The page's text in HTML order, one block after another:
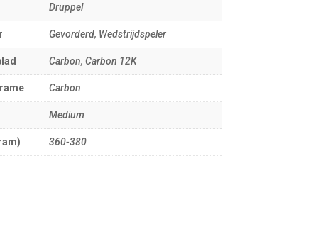
Druppel
Gevorderd, Wedstrijdspeler
Carbon, Carbon 12K
Carbon
Medium
360-380